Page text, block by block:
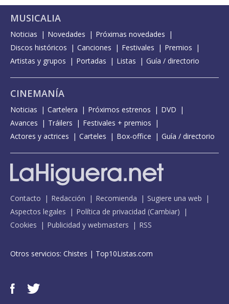
MUSICALIA
Noticias Novedades
Próximas novedades
Discos históricos
Canciones Festivales
Premios
Artistas y grupos
Portadas Listas Guía / directorio
CINEMANÍA
Noticias Cartelera Próximos estrenos
DVD
Avances
Tráilers
Festivales + premios
Actores y actrices
Carteles Box-office Guía / directorio
Contacto Redacción Recomienda
Sugiere una web
Aspectos legales
Política de privacidad (Cambiar)
Cookies
Publicidad y webmasters RSS
Otros servicios: Chistes | Top10Listas.com